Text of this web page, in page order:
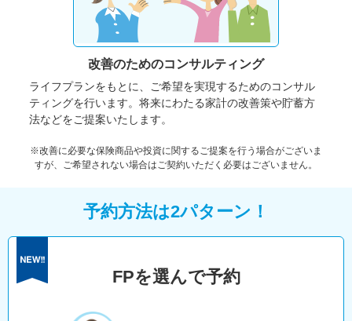
改善のためのコンサルティング
ライフプランをもとに、ご希望を実現するためのコンサル
ティングを行います。将来にわたる家計の改善策や貯蓄方
法などをご提案いたします。
※改善に必要な保険商品や投資に関するご提案を行う場合がございま
すが、ご希望されない場合はご契約いただく必要はございません。
予約方法は2パターン！
FPを選んで予約